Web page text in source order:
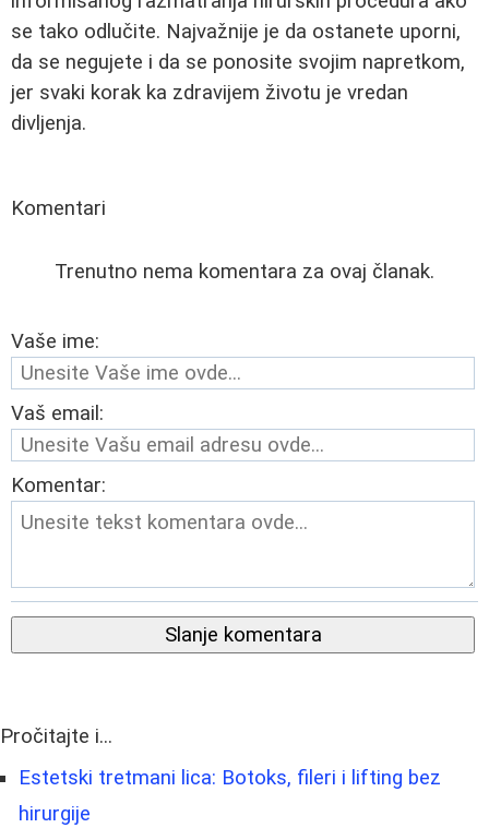
se tako odlučite. Najvažnije je da ostanete uporni,
da se negujete i da se ponosite svojim napretkom,
jer svaki korak ka zdravijem životu je vredan
divljenja.
Komentari
Trenutno nema komentara za ovaj članak.
Vaše ime:
Vaš email:
Komentar:
Slanje komentara
Pročitajte i...
Estetski tretmani lica: Botoks, fileri i lifting bez
hirurgije